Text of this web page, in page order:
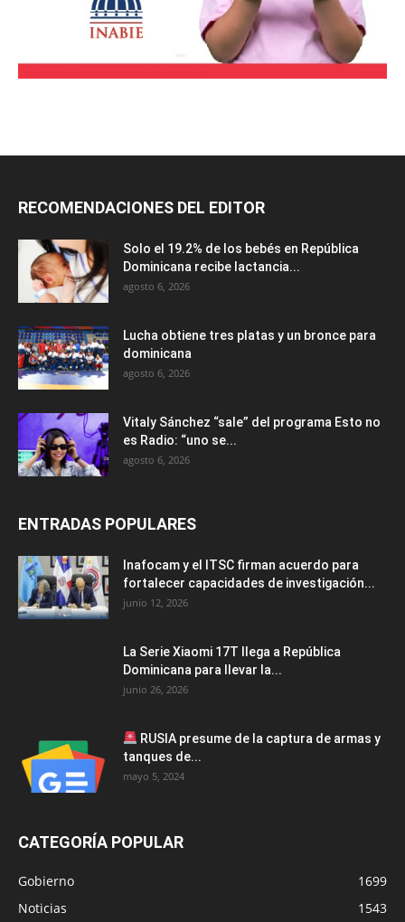
RECOMENDACIONES DEL EDITOR
Solo el 19.2% de los bebés en República
Dominicana recibe lactancia...
agosto 6, 2026
Lucha obtiene tres platas y un bronce para
dominicana
agosto 6, 2026
Vitaly Sánchez “sale” del programa Esto no
es Radio: “uno se...
agosto 6, 2026
ENTRADAS POPULARES
Inafocam y el ITSC firman acuerdo para
fortalecer capacidades de investigación...
junio 12, 2026
La Serie Xiaomi 17T llega a República
Dominicana para llevar la...
junio 26, 2026
RUSIA presume de la captura de armas y
tanques de...
mayo 5, 2024
CATEGORÍA POPULAR
Gobierno
1699
Noticias
1543